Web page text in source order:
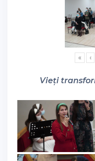
« ‹
Vieți